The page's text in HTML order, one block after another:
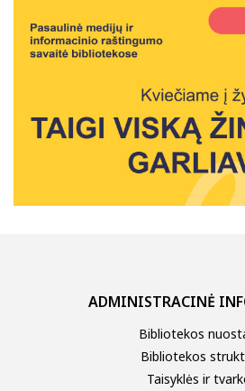
ADMINISTRACINĖ
Bibliotekos
Bibliotekos
Taisyklės ir